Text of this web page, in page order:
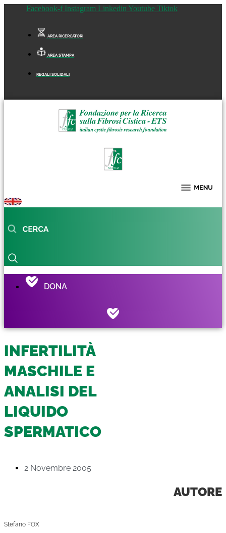
Facebook-f Instagram Linkedin Youtube Tiktok
AREA RICERCATORI
AREA STAMPA
REGALI SOLIDALI
DONA
INFERTILITÀ
MASCHILE E
ANALISI DEL
LIQUIDO
SPERMATICO
2 Novembre 2005
AUTORE
Stefano FOX